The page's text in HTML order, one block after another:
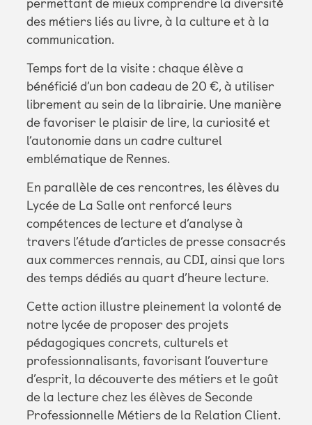
permettant de mieux comprendre la diversité
des métiers liés au livre, à la culture et à la
communication.
Temps fort de la visite : chaque élève a
bénéficié d’un bon cadeau de 20 €, à utiliser
librement au sein de la librairie. Une manière
de favoriser le plaisir de lire, la curiosité et
l’autonomie dans un cadre culturel
emblématique de Rennes.
En parallèle de ces rencontres, les élèves du
Lycée de La Salle ont renforcé leurs
compétences de lecture et d’analyse à
travers l’étude d’articles de presse consacrés
aux commerces rennais, au CDI, ainsi que lors
des temps dédiés au quart d’heure lecture.
Cette action illustre pleinement la volonté de
notre lycée de proposer des projets
pédagogiques concrets, culturels et
professionnalisants, favorisant l’ouverture
d’esprit, la découverte des métiers et le goût
de la lecture chez les élèves de Seconde
Professionnelle Métiers de la Relation Client.